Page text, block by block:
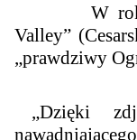
W roku
Valley”
„prawdziwy
„Dzięki